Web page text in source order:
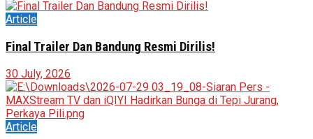
Article
Final Trailer Dan Bandung Resmi Dirilis!
30 July, 2026
Article